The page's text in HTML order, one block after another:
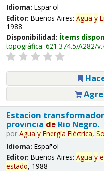
Idioma: Español
Editor: Buenos Aires: Agua y
1988
Disponibilidad: Ítems
topográfica: 621.374.5/A282/
Estacion
provincia deRío Negro.
por Agua y Energía Eléctrica,
Idioma: Español
Editor: Buenos Aires: Agua y
estado, 1988